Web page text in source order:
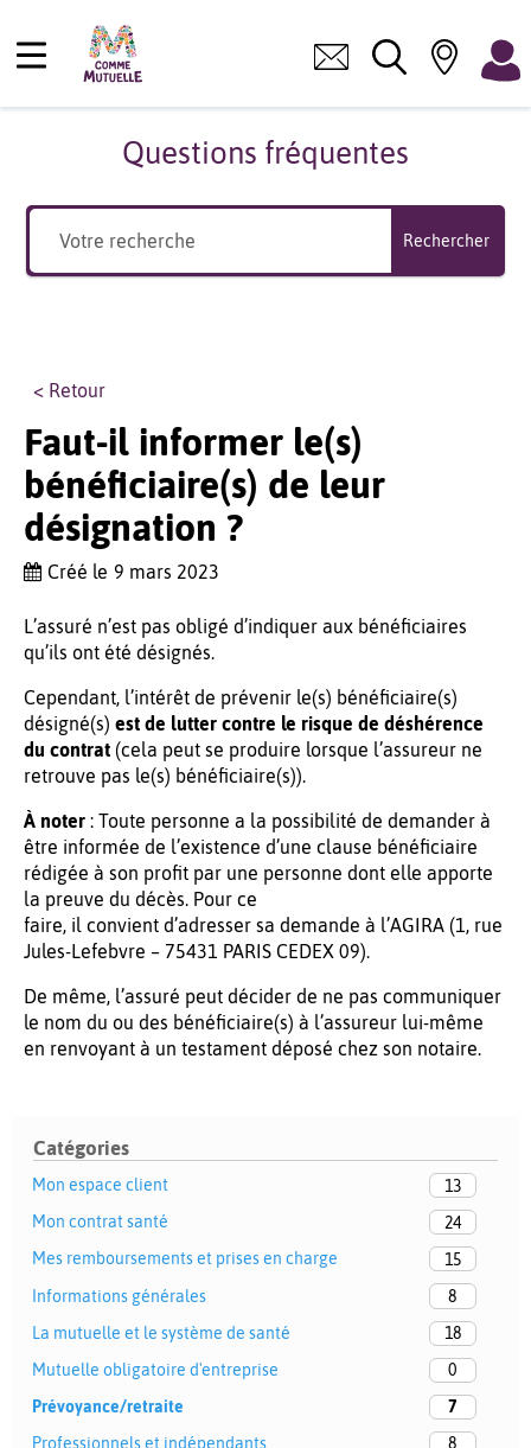
Questions fréquentes
Rechercher
Catégories
Mon espace client
13
Mon contrat santé
24
Mes remboursements et prises en charge
15
Informations générales
8
La mutuelle et le système de santé
18
Mutuelle obligatoire d'entreprise
0
Prévoyance/retraite
7
Professionnels et indépendants
8
< Retour
Faut-il informer le(s)
bénéficiaire(s) de leur
désignation ?
Créé le 9 mars 2023
L’assuré n’est pas obligé d’indiquer aux bénéficiaires
qu’ils ont été désignés.
Cependant, l’intérêt de prévenir le(s) bénéficiaire(s)
désigné(s) est de lutter contre le risque de déshérence
du contrat (cela peut se produire lorsque l’assureur ne
retrouve pas le(s) bénéficiaire(s)).
À noter : Toute personne a la possibilité de demander à
être informée de l’existence d’une clause bénéficiaire
rédigée à son profit par une personne dont elle apporte
la preuve du décès. Pour ce
faire, il convient d’adresser sa demande à l’AGIRA (1, rue
Jules-Lefebvre – 75431 PARIS CEDEX 09).
De même, l’assuré peut décider de ne pas communiquer
le nom du ou des bénéficiaire(s) à l’assureur lui-même
en renvoyant à un testament déposé chez son notaire.